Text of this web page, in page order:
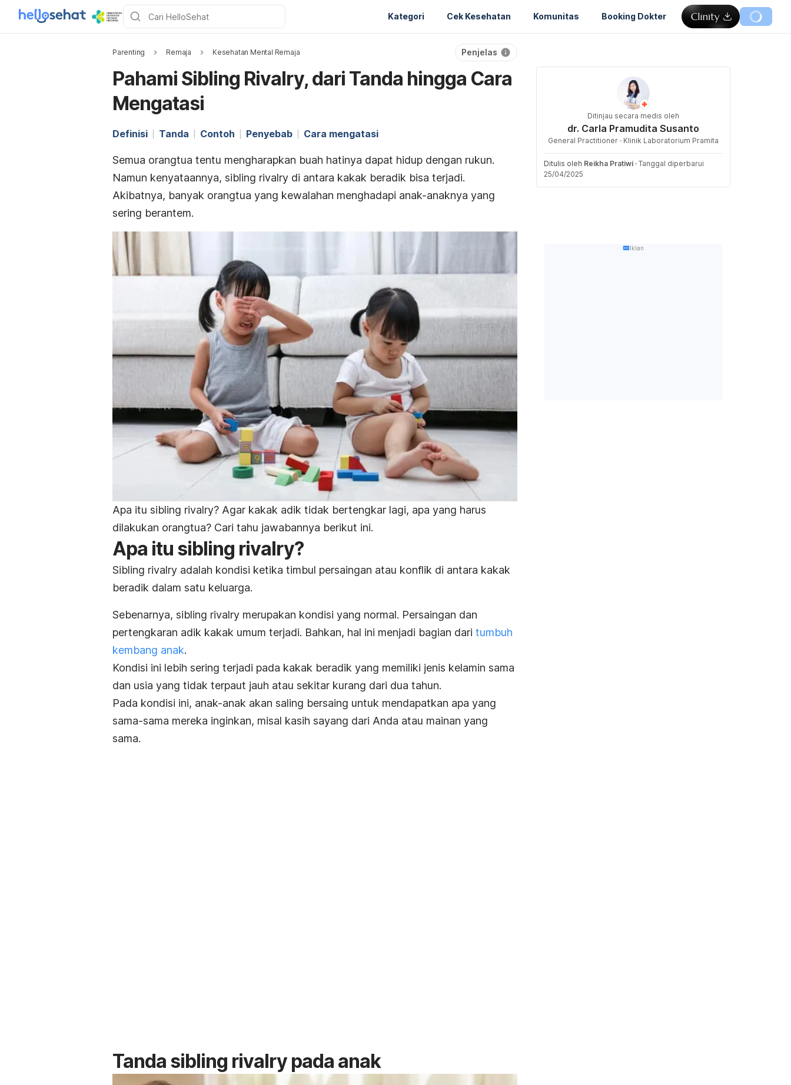
Kategori Cek Kesehatan Komunitas Booking Dokter
Parenting Remaja Kesehatan Mental Remaja Penjelas
Pahami Sibling Rivalry, dari Tanda hingga Cara
Mengatasi
Definisi Tanda Contoh Penyebab Cara mengatasi
Semua orangtua tentu mengharapkan buah hatinya dapat hidup dengan rukun.
Namun kenyataannya, sibling rivalry di antara kakak beradik bisa terjadi.
Akibatnya, banyak orangtua yang kewalahan menghadapi anak-anaknya yang
sering berantem.
Apa itu sibling rivalry? Agar kakak adik tidak bertengkar lagi, apa yang harus
dilakukan orangtua? Cari tahu jawabannya berikut ini.
Apa itu sibling rivalry?
Sibling rivalry adalah kondisi ketika timbul persaingan atau konflik di antara kakak
beradik dalam satu keluarga.
Sebenarnya, sibling rivalry merupakan kondisi yang normal. Persaingan dan
pertengkaran adik kakak umum terjadi. Bahkan, hal ini menjadi bagian dari tumbuh
kembang anak.
Kondisi ini lebih sering terjadi pada kakak beradik yang memiliki jenis kelamin sama
dan usia yang tidak terpaut jauh atau sekitar kurang dari dua tahun.
Pada kondisi ini, anak-anak akan saling bersaing untuk mendapatkan apa yang
sama-sama mereka inginkan, misal kasih sayang dari Anda atau mainan yang
sama.
Tanda sibling rivalry pada anak
Ditinjau secara medis oleh
dr. Carla Pramudita Susanto
General Practitioner · Klinik Laboratorium Pramita
Ditulis oleh Reikha Pratiwi · Tanggal diperbarui
25/04/2025
Iklan